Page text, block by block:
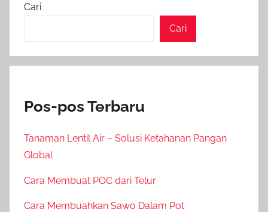
Cari
Cari
Pos-pos Terbaru
Tanaman Lentil Air – Solusi Ketahanan Pangan
Global
Cara Membuat POC dari Telur
Cara Membuahkan Sawo Dalam Pot